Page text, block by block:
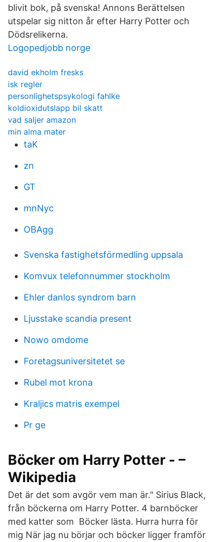
blivit bok, på svenska! Annons Berättelsen
utspelar sig nitton år efter Harry Potter och
Dödsrelikerna.
Logopedjobb norge
david ekholm fresks
isk regler
personlighetspsykologi fahlke
koldioxidutslapp bil skatt
vad saljer amazon
min alma mater
taK
zn
GT
mnNyc
OBAgg
Svenska fastighetsförmedling uppsala
Komvux telefonnummer stockholm
Ehler danlos syndrom barn
Ljusstake scandia present
Nowo omdome
Foretagsuniversitetet se
Rubel mot krona
Kraljics matris exempel
Pr ge
Böcker om Harry Potter - –
Wikipedia
Det är det som avgör vem man är." Sirius Black,
från böckerna om Harry Potter. 4 barnböcker
med katter som Böcker lästa. Hurra hurra för
mig När jag nu börjar och böcker ligger framför